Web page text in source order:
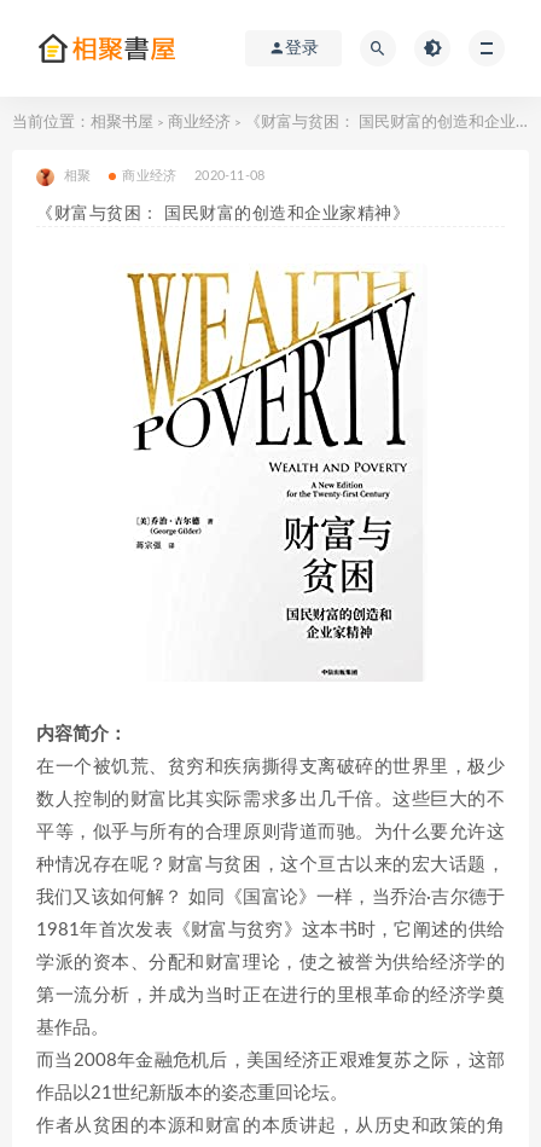
登录
当前位置： 相聚书屋 > 商业经济 > 《财富与贫困： 国民财富的创造和企业家精神》
相聚 商业经济 2020-11-08
《财富与贫困： 国民财富的创造和企业家精神》
内容简介：
在一个被饥荒、贫穷和疾病撕得支离破碎的世界里，极少
数人控制的财富比其实际需求多出几千倍。这些巨大的不
平等，似乎与所有的合理原则背道而驰。为什么要允许这
种情况存在呢？财富与贫困，这个亘古以来的宏大话题，
我们又该如何解？ 如同《国富论》一样，当乔治·吉尔德于
1981年首次发表《财富与贫穷》这本书时，它阐述的供给
学派的资本、分配和财富理论，使之被誉为供给经济学的
第一流分析，并成为当时正在进行的里根革命的经济学奠
基作品。
而当2008年金融危机后，美国经济正艰难复苏之际，这部
作品以21世纪新版本的姿态重回论坛。
作者从贫困的本源和财富的本质讲起，从历史和政策的角